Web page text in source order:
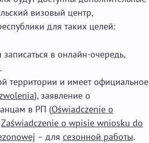
визовый центр,
для таких целей:
в онлайн-очередь,
территории и имеет официальное
), заявление о
в РП (Oświadczenie o
Zaświadczenie o wpisie wniosku do
– для сезонной работы.